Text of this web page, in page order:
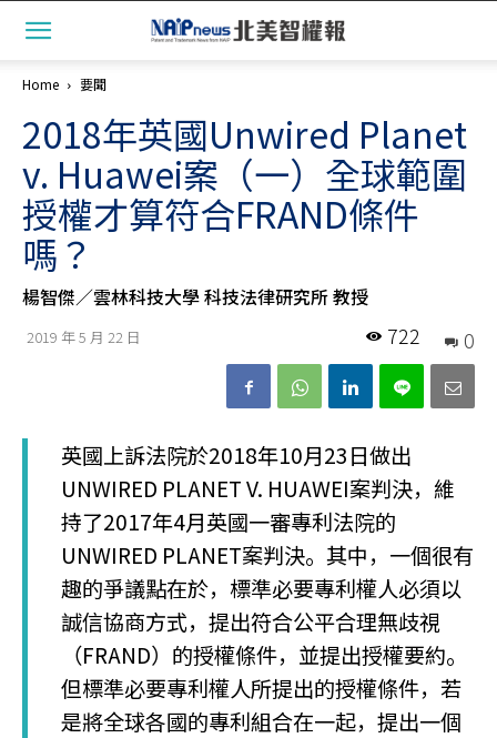
Home 要聞
2018年英國Unwired Planet
v. Huawei案（一）全球範圍
授權才算符合FRAND條件
嗎？
楊智傑／雲林科技大學 科技法律研究所 教授
2019 年 5 月 22 日 0
722
英國上訴法院於2018年10月23日做出
UNWIRED PLANET V. HUAWEI案判決，維
持了2017年4月英國一審專利法院的
UNWIRED PLANET案判決。其中，一個很有
趣的爭議點在於，標準必要專利權人必須以
誠信協商方式，提出符合公平合理無歧視
（FRAND）的授權條件，並提出授權要約。
但標準必要專利權人所提出的授權條件，若
是將全球各國的專利組合在一起，提出一個